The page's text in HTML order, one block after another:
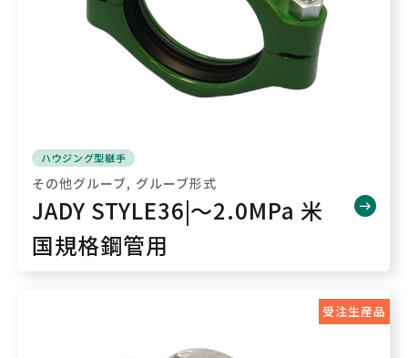
ハウジング型継手
その他グルーブ グルーブ形式
JADY STYLE36|～2.0MPa 米
国規格鋼管用
受注生産品